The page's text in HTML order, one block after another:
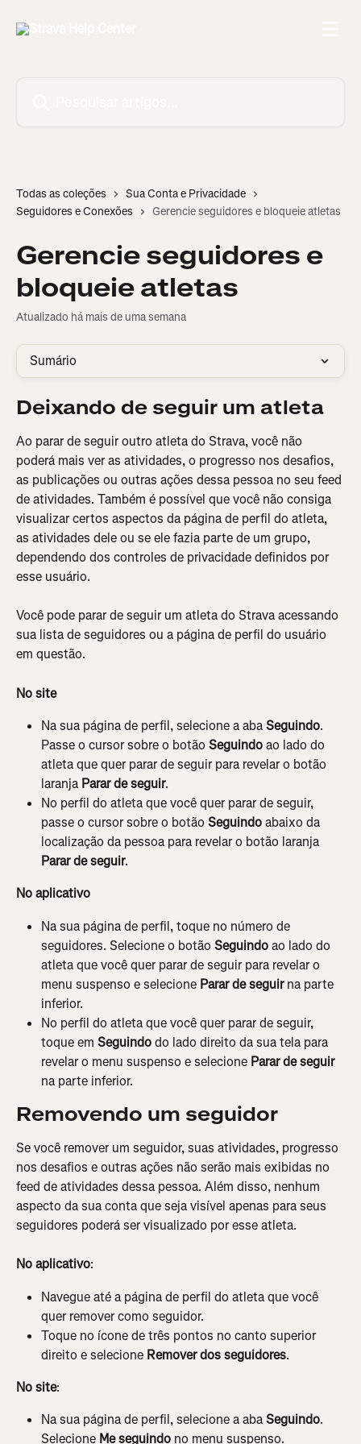
Todas as coleções
Sua Conta e Privacidade
Seguidores e Conexões
Gerencie seguidores e bloqueie atletas
Gerencie seguidores e
bloqueie atletas
Atualizado há mais de uma semana
Sumário
Deixando de seguir um atleta
Ao parar de seguir outro atleta do Strava, você não
poderá mais ver as atividades, o progresso nos desafios,
as publicações ou outras ações dessa pessoa no seu feed
de atividades. Também é possível que você não consiga
visualizar certos aspectos da página de perfil do atleta,
as atividades dele ou se ele fazia parte de um grupo,
dependendo dos controles de privacidade definidos por
esse usuário.
Você pode parar de seguir um atleta do Strava acessando
sua lista de seguidores ou a página de perfil do usuário
em questão.
No site
Na sua página de perfil, selecione a aba Seguindo.
Passe o cursor sobre o botão Seguindo ao lado do
atleta que quer parar de seguir para revelar o botão
laranja Parar de seguir.
No perfil do atleta que você quer parar de seguir,
passe o cursor sobre o botão Seguindo abaixo da
localização da pessoa para revelar o botão laranja
Parar de seguir.
No aplicativo
Na sua página de perfil, toque no número de
seguidores. Selecione o botão Seguindo ao lado do
atleta que você quer parar de seguir para revelar o
menu suspenso e selecione Parar de seguir na parte
inferior.
No perfil do atleta que você quer parar de seguir,
toque em Seguindo do lado direito da sua tela para
revelar o menu suspenso e selecione Parar de seguir
na parte inferior.
Removendo um seguidor
Se você remover um seguidor, suas atividades, progresso
nos desafios e outras ações não serão mais exibidas no
feed de atividades dessa pessoa. Além disso, nenhum
aspecto da sua conta que seja visível apenas para seus
seguidores poderá ser visualizado por esse atleta.
No aplicativo:
Navegue até a página de perfil do atleta que você
quer remover como seguidor.
Toque no ícone de três pontos no canto superior
direito e selecione Remover dos seguidores.
No site:
Na sua página de perfil, selecione a aba Seguindo.
Selecione Me seguindo no menu suspenso.